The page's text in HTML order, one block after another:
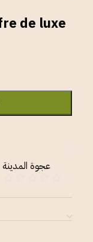
de luxe
عجوة المدينة